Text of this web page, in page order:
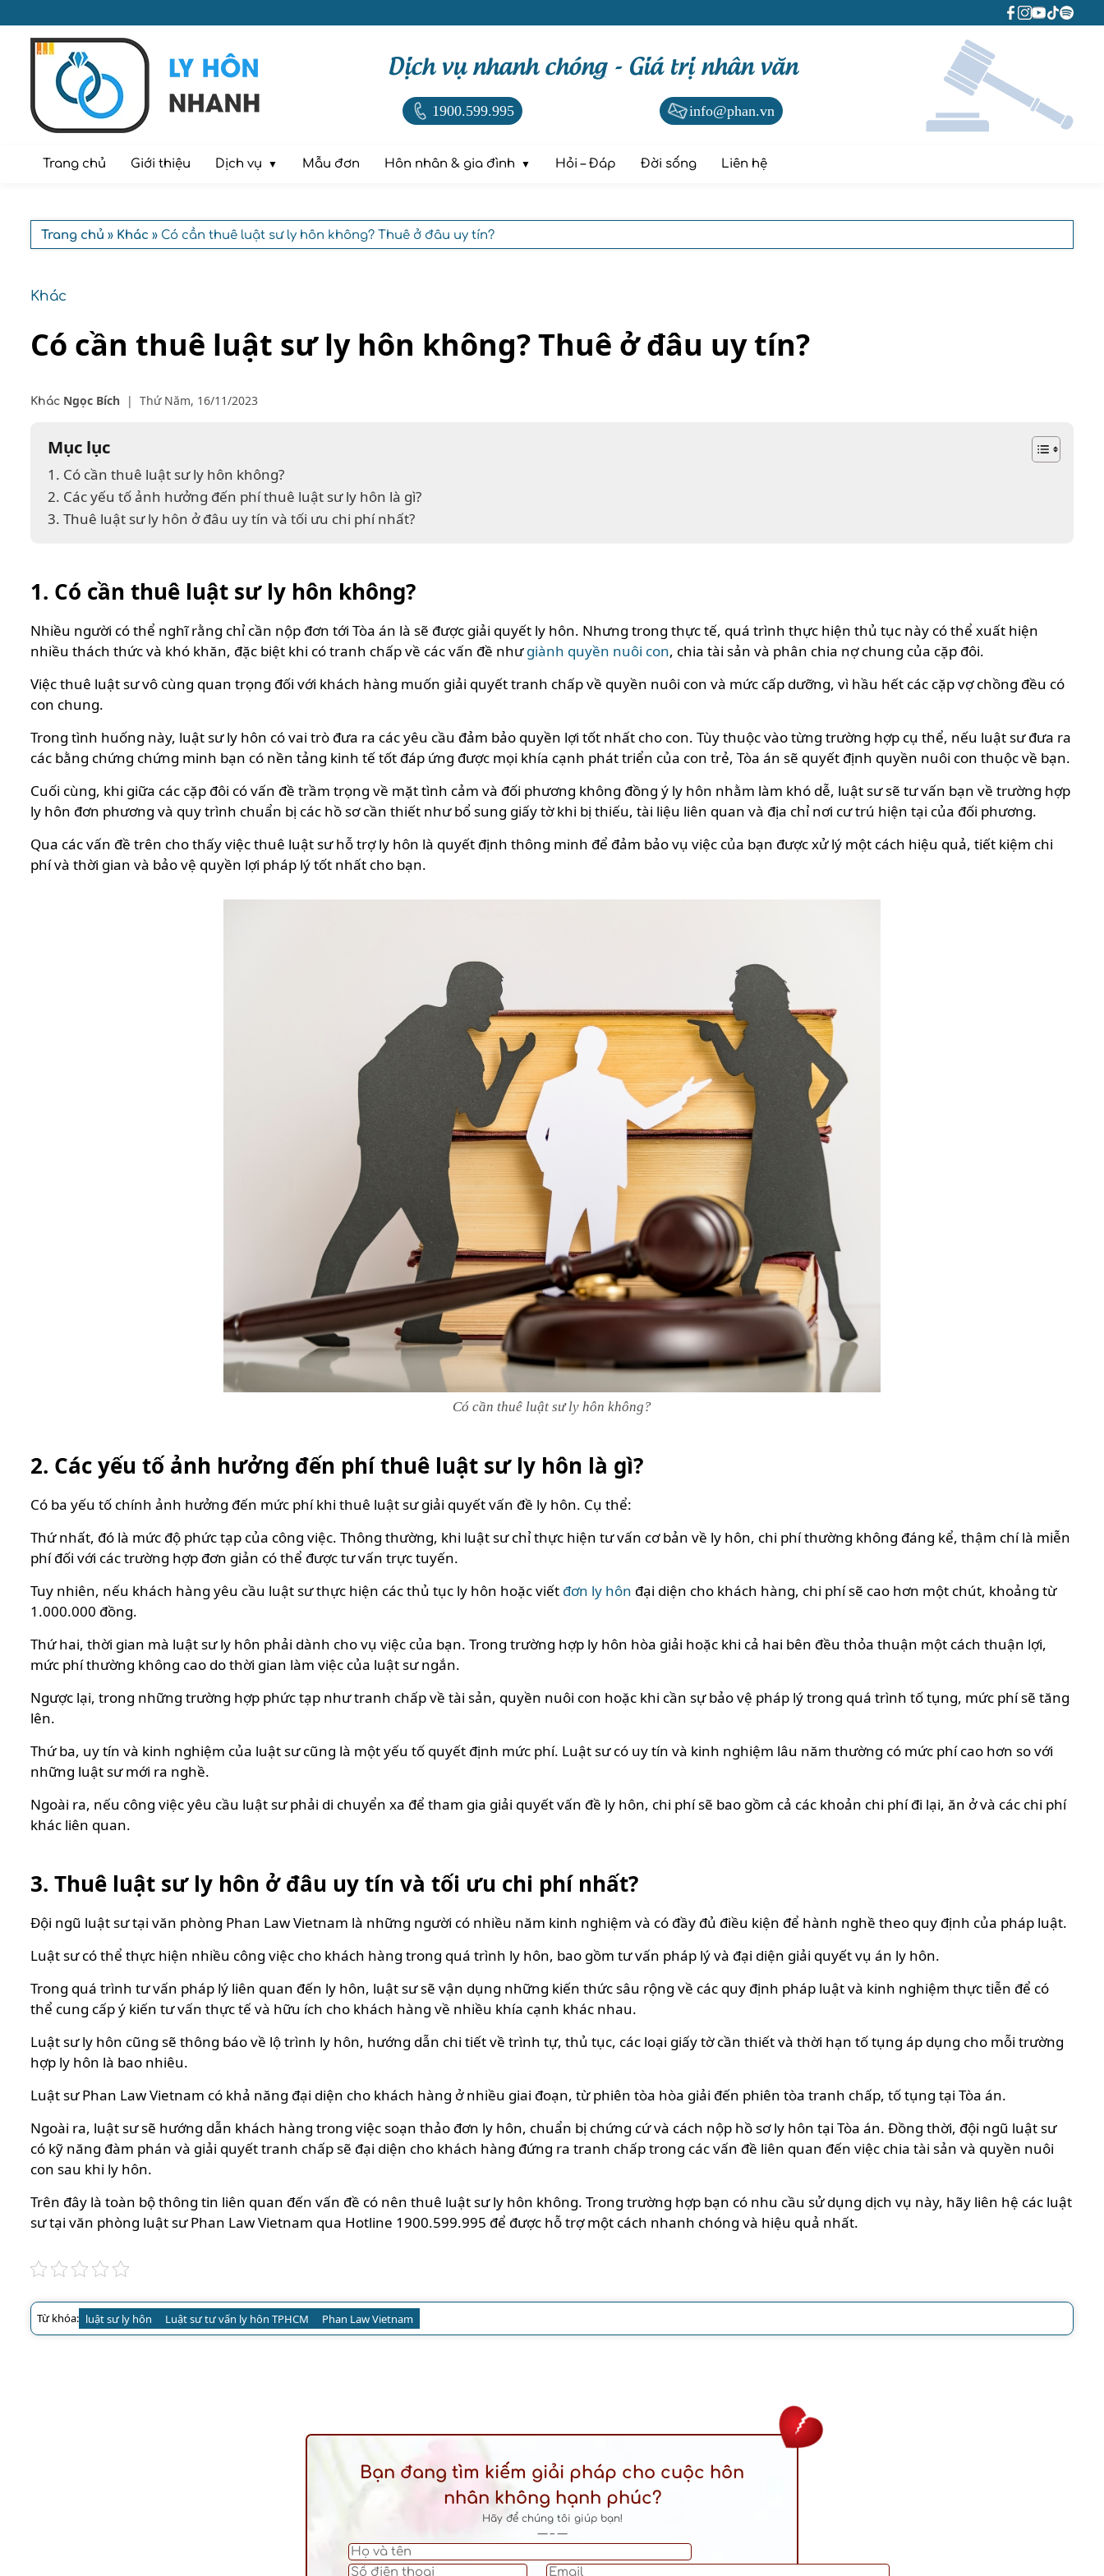
Dịch vụ nhanh chóng - Giá trị nhân văn
1900.599.995 info@phan.vn
Trang chủ Giới thiệu Dịch vụ Mẫu đơn Hôn nhân & gia đình Hỏi – Đáp Đời sống Liên hệ
Trang chủ » Khác » Có cần thuê luật sư ly hôn không? Thuê ở đâu uy tín?
Khác
Có cần thuê luật sư ly hôn không? Thuê ở đâu uy tín?
Khác Ngọc Bích | Thứ Năm, 16/11/2023
Mục lục
1. Có cần thuê luật sư ly hôn không?
2. Các yếu tố ảnh hưởng đến phí thuê luật sư ly hôn là gì?
3. Thuê luật sư ly hôn ở đâu uy tín và tối ưu chi phí nhất?
1. Có cần thuê luật sư ly hôn không?
Nhiều người có thể nghĩ rằng chỉ cần nộp đơn tới Tòa án là sẽ được giải quyết ly hôn. Nhưng trong thực tế, quá trình thực hiện thủ tục này có thể xuất hiện
nhiều thách thức và khó khăn, đặc biệt khi có tranh chấp về các vấn đề nhưgiành quyền nuôi con, chia tài sản và phân chia nợ chung của cặp đôi.
Việc thuê luật sư vô cùng quan trọng đối với khách hàng muốn giải quyết tranh chấp về quyền nuôi con và mức cấp dưỡng, vì hầu hết các cặp vợ chồng đều có
con chung.
Trong tình huống này, luật sư ly hôn có vai trò đưa ra các yêu cầu đảm bảo quyền lợi tốt nhất cho con. Tùy thuộc vào từng trường hợp cụ thể, nếu luật sư đưa ra
các bằng chứng chứng minh bạn có nền tảng kinh tế tốt đáp ứng được mọi khía cạnh phát triển của con trẻ, Tòa án sẽ quyết định quyền nuôi con thuộc về bạn.
Cuối cùng, khi giữa các cặp đôi có vấn đề trầm trọng về mặt tình cảm và đối phương không đồng ý ly hôn nhằm làm khó dễ, luật sư sẽ tư vấn bạn về trường hợp
ly hôn đơn phương và quy trình chuẩn bị các hồ sơ cần thiết như bổ sung giấy tờ khi bị thiếu, tài liệu liên quan và địa chỉ nơi cư trú hiện tại của đối phương.
Qua các vấn đề trên cho thấy việc thuê luật sư hỗ trợ ly hôn là quyết định thông minh để đảm bảo vụ việc của bạn được xử lý một cách hiệu quả, tiết kiệm chi
phí và thời gian và bảo vệ quyền lợi pháp lý tốt nhất cho bạn.
Có cần thuê luật sư ly hôn không?
2. Các yếu tố ảnh hưởng đến phí thuê luật sư ly hôn là gì?
Có ba yếu tố chính ảnh hưởng đến mức phí khi thuê luật sư giải quyết vấn đề ly hôn. Cụ thể:
Thứ nhất, đó là mức độ phức tạp của công việc. Thông thường, khi luật sư chỉ thực hiện tư vấn cơ bản về ly hôn, chi phí thường không đáng kể, thậm chí là miễn
phí đối với các trường hợp đơn giản có thể được tư vấn trực tuyến.
Tuy nhiên, nếu khách hàng yêu cầu luật sư thực hiện các thủ tục ly hôn hoặc viết đơn ly hôn đại diện cho khách hàng, chi phí sẽ cao hơn một chút, khoảng từ
1.000.000 đồng.
Thứ hai, thời gian mà luật sư ly hôn phải dành cho vụ việc của bạn. Trong trường hợp ly hôn hòa giải hoặc khi cả hai bên đều thỏa thuận một cách thuận lợi,
mức phí thường không cao do thời gian làm việc của luật sư ngắn.
Ngược lại, trong những trường hợp phức tạp như tranh chấp về tài sản, quyền nuôi con hoặc khi cần sự bảo vệ pháp lý trong quá trình tố tụng, mức phí sẽ tăng
lên.
Thứ ba, uy tín và kinh nghiệm của luật sư cũng là một yếu tố quyết định mức phí. Luật sư có uy tín và kinh nghiệm lâu năm thường có mức phí cao hơn so với
những luật sư mới ra nghề.
Ngoài ra, nếu công việc yêu cầu luật sư phải di chuyển xa để tham gia giải quyết vấn đề ly hôn, chi phí sẽ bao gồm cả các khoản chi phí đi lại, ăn ở và các chi phí
khác liên quan.
3. Thuê luật sư ly hôn ở đâu uy tín và tối ưu chi phí nhất?
Đội ngũ luật sư tại văn phòng Phan Law Vietnam là những người có nhiều năm kinh nghiệm và có đầy đủ điều kiện để hành nghề theo quy định của pháp luật.
Luật sư có thể thực hiện nhiều công việc cho khách hàng trong quá trình ly hôn, bao gồm tư vấn pháp lý và đại diện giải quyết vụ án ly hôn.
Trong quá trình tư vấn pháp lý liên quan đến ly hôn, luật sư sẽ vận dụng những kiến thức sâu rộng về các quy định pháp luật và kinh nghiệm thực tiễn để có
thể cung cấp ý kiến tư vấn thực tế và hữu ích cho khách hàng về nhiều khía cạnh khác nhau.
Luật sư ly hôn cũng sẽ thông báo về lộ trình ly hôn, hướng dẫn chi tiết về trình tự, thủ tục, các loại giấy tờ cần thiết và thời hạn tố tụng áp dụng cho mỗi trường
hợp ly hôn là bao nhiêu.
Luật sư Phan Law Vietnam có khả năng đại diện cho khách hàng ở nhiều giai đoạn, từ phiên tòa hòa giải đến phiên tòa tranh chấp, tố tụng tại Tòa án.
Ngoài ra, luật sư sẽ hướng dẫn khách hàng trong việc soạn thảo đơn ly hôn, chuẩn bị chứng cứ và cách nộp hồ sơ ly hôn tại Tòa án. Đồng thời, đội ngũ luật sư
có kỹ năng đàm phán và giải quyết tranh chấp sẽ đại diện cho khách hàng đứng ra tranh chấp trong các vấn đề liên quan đến việc chia tài sản và quyền nuôi
con sau khi ly hôn.
Trên đây là toàn bộ thông tin liên quan đến vấn đề có nên thuê luật sư ly hôn không. Trong trường hợp bạn có nhu cầu sử dụng dịch vụ này, hãy liên hệ các luật
sư tại văn phòng luật sư Phan Law Vietnam qua Hotline 1900.599.995 để được hỗ trợ một cách nhanh chóng và hiệu quả nhất.
Từ khóa: luật sư ly hôn Luật sư tư vấn ly hôn TPHCM Phan Law Vietnam
Bạn đang tìm kiếm giải pháp cho cuộc hôn
nhân không hạnh phúc?
Hãy để chúng tôi giúp bạn!
— – —